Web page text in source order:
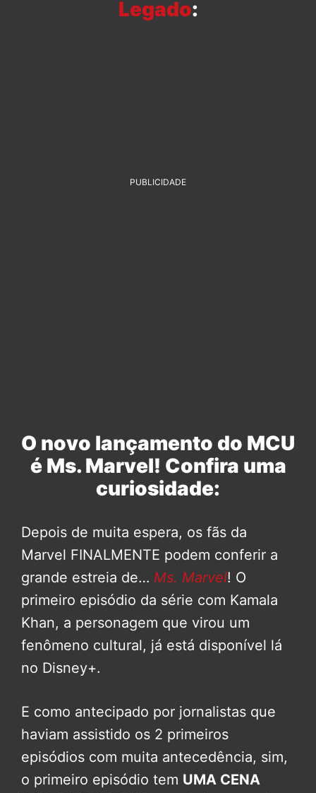
Legado:
PUBLICIDADE
O novo lançamento do MCU
é Ms. Marvel! Confira uma
curiosidade:
Depois de muita espera, os fãs da
Marvel FINALMENTE podem conferir a
grande estreia de… Ms. Marvel! O
primeiro episódio da série com Kamala
Khan, a personagem que virou um
fenômeno cultural, já está disponível lá
no Disney+.
E como antecipado por jornalistas que
haviam assistido os 2 primeiros
episódios com muita antecedência, sim,
o primeiro episódio tem UMA CENA